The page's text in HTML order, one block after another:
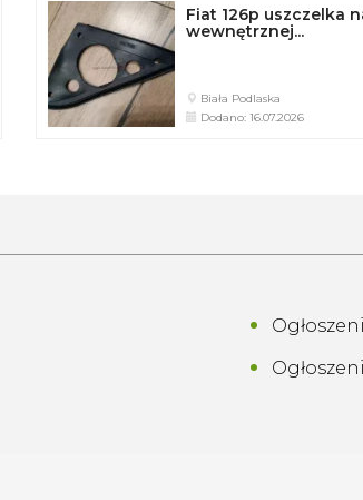
Fiat 126p uszczelka
wewnętrznej...
Biała Podlaska
Dodano: 16.07.2026